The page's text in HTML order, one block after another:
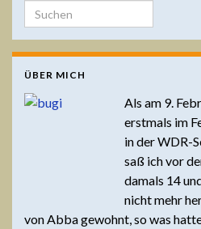
Search for:
ÜBER MICH
Als am 9.
erstmals im
in der WDR-
saß ich vor
damals 14
nicht mehr
von Abba gewohnt, so was